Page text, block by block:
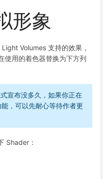
形象
Volumes 支持的效果，
使用的着色器替换为下方列
宣布没多久，如果你正在
，可以先耐心等待作者更
Shader：